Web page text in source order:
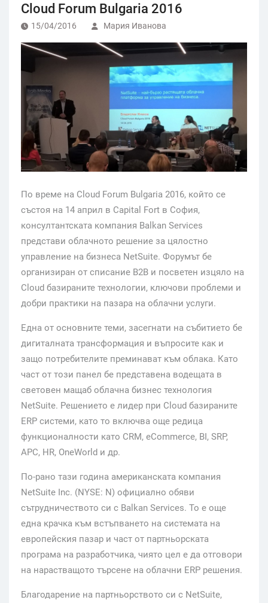
Cloud Forum Bulgaria 2016
15/04/2016 Мария Иванова
По време на Cloud Forum Bulgaria 2016, който се
състоя на 14 април в Capital Fort в София,
консултантската компания Balkan Services
представи облачното решение за цялостно
управление на бизнеса NetSuite. Форумът бе
организиран от списание B2B и посветен изцяло на
Cloud базираните технологии, ключови проблеми и
добри практики на пазара на облачни услуги.
Една от основните теми, засегнати на събитието бе
дигиталната трансформация и въпросите как и
защо потребителите преминават към облака. Като
част от този панел бе представена водещата в
световен мащаб облачна бизнес технология
NetSuite. Решението е лидер при Cloud базираните
ERP системи, като то включва още редица
функционалности като CRM, eCommerce, BI, SRP,
APC, HR, OneWorld и др.
По-рано тази година американската компания
NetSuite Inc. (NYSE: N) официално обяви
сътрудничеството си с Balkan Services. То е още
една крачка към встъпването на системата на
европейския пазар и част от партньорската
програма на разработчика, чиято цел е да отговори
на нарастващото търсене на облачни ERP решения.
Благодарение на партньорството си с NetSuite,